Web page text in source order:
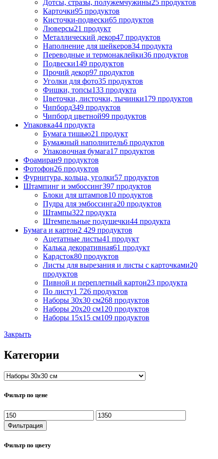
Дотсы, стразы, полужемчужины25 продуктов
Карточки95 продуктов
Кисточки-подвески65 продуктов
Люверсы21 продукт
Металлический декор47 продуктов
Наполнение для шейкеров34 продукта
Переводные и термонаклейки36 продуктов
Подвески149 продуктов
Прочий декор97 продуктов
Уголки для фото35 продуктов
Фишки, топсы133 продукта
Цветочки, листочки, тычинки179 продуктов
Чипборд349 продуктов
Чипборд цветной99 продуктов
Упаковка44 продукта
Бумага тишью21 продукт
Бумажный наполнитель6 продуктов
Упаковочная бумага17 продуктов
Фоамиран9 продуктов
Фотофон26 продуктов
Фурнитура, кольца, уголки57 продуктов
Штампинг и эмбоссинг397 продуктов
Блоки для штампов10 продуктов
Пудра для эмбоссинга20 продуктов
Штампы322 продукта
Штемпельные подушечки44 продукта
Бумага и картон2 429 продуктов
Ацетатные листы41 продукт
Калька декоративная61 продукт
Кардсток80 продуктов
Листы для вырезания и листы с карточками20
продуктов
Пивной и переплетный картон23 продукта
По листу1 726 продуктов
Наборы 30х30 см268 продуктов
Наборы 20х20 см120 продуктов
Наборы 15х15 см109 продуктов
Закрыть
Категории
Фильтр по цене
Минимальная
цена
Максимальная
цена
Фильтрация
Фильтр по цвету